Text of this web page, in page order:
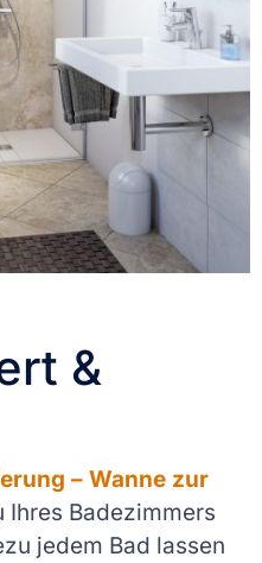
&
– Wanne zur
Ihres Badezimmers
jedem Bad lassen